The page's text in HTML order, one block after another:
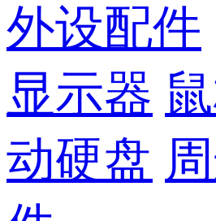
外设配件
显示器
动硬盘